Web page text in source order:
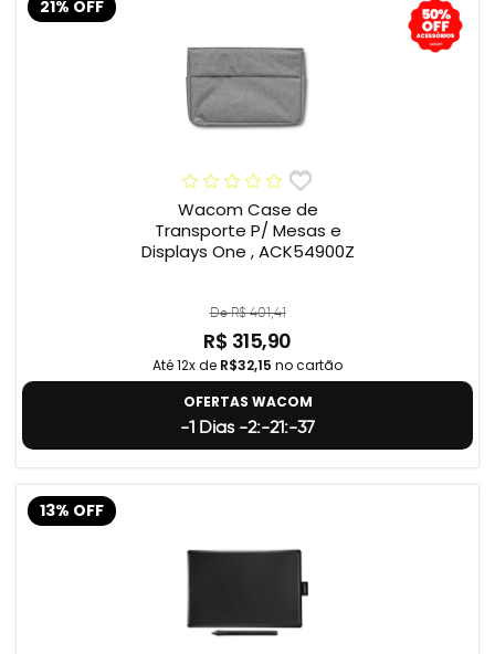
21% OFF
Wacom Case de
Transporte P/ Mesas e
Displays One , ACK54900Z
De R$ 401,41
R$ 315,90
Até 12x de R$32,15 no cartão
OFERTAS WACOM
-1 Dias -2:-21:-38
13% OFF